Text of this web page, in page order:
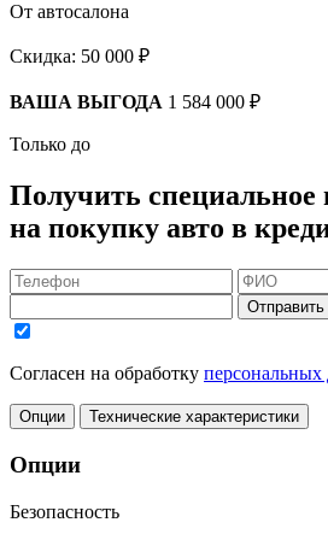
От автосалона
Скидка: 50 000 ₽
ВАША ВЫГОДА 1 584 000 ₽
Только до
Получить специальное
на покупку авто в
Отправить
Согласен на обработку
Опции Технические характеристики
Опции
Безопасность